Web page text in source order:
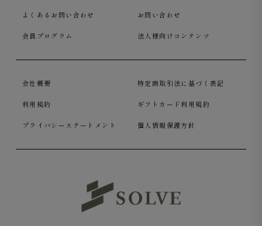
よくあるお問い合わせ お問い合わせ
会員プログラム 法人様向けコンテンツ
会社概要 特定商取引法に基づく表記
利用規約 ギフトカード利用規約
プライバシーステートメント 個人情報保護方針